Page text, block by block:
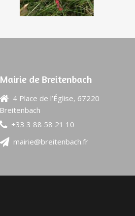
Mairie de Breitenbach
4 Place de l’Église, 67220
Breitenbach
+33 3 88 58 21 10
mairie@breitenbach.fr